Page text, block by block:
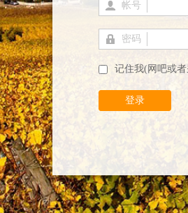
帐号
密码
记住我(网吧或
登录